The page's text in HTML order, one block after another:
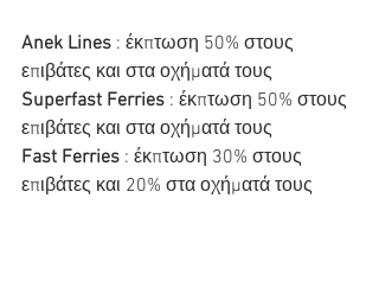
Anek Lines : έκπτωση 50% στους
επιβάτες και στα οχήματά τους
Superfast Ferries : έκπτωση 50% στους
επιβάτες και στα οχήματά τους
Fast Ferries : έκπτωση 30% στους
επιβάτες και 20% στα οχήματά τους